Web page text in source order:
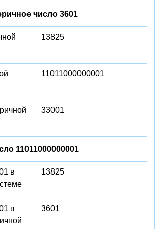
число 3601
13825
11011000000001
33001
11011000000001
в
13825
в
3601